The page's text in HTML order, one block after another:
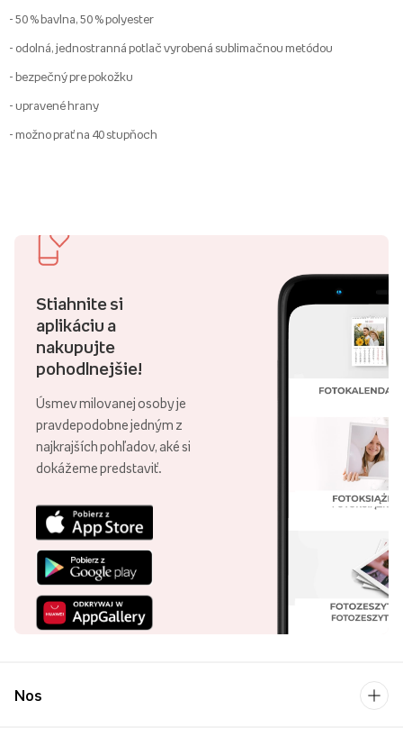
- 50 % bavlna, 50 % polyester
- odolná, jednostranná potlač vyrobená sublimačnou metódou
- bezpečný pre pokožku
- upravené hrany
- možno prať na 40 stupňoch
Stiahnite si
aplikáciu a
nakupujte
pohodlnejšie!
Úsmev milovanej osoby je
pravdepodobne jedným z
najkrajších pohľadov, aké si
dokážeme predstaviť.
Nos